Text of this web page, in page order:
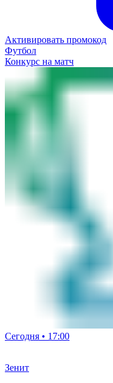
Активировать промокод
Футбол
Конкурс на матч
Сегодня • 17:00
Зенит